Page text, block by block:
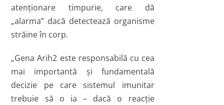
atenţionare timpurie, care dă
„alarma” dacă detectează organisme
străine în corp.
„Gena Arih2 este responsabilă cu cea
mai importantă şi fundamentală
decizie pe care sistemul imunitar
trebuie să o ia – dacă o reacţie